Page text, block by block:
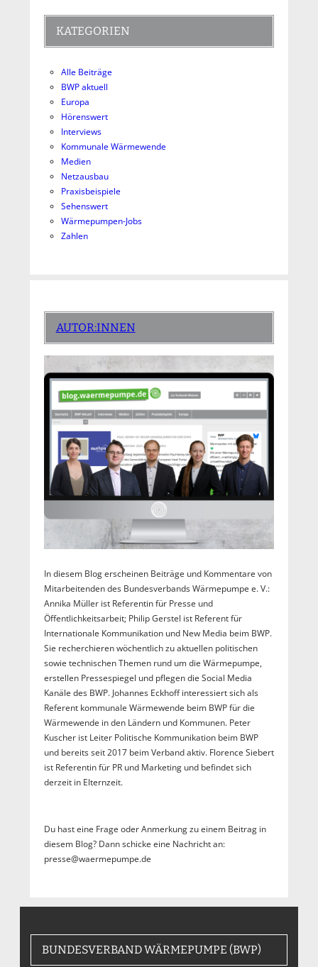
KATEGORIEN
Alle Beiträge
BWP aktuell
Europa
Hörenswert
Interviews
Kommunale Wärmewende
Medien
Netzausbau
Praxisbeispiele
Sehenswert
Wärmepumpen-Jobs
Zahlen
AUTOR:INNEN
In diesem Blog erscheinen Beiträge und Kommentare von
Mitarbeitenden des Bundesverbands Wärmepumpe e. V.:
Annika Müller ist Referentin für Presse und
Öffentlichkeitsarbeit; Philip Gerstel ist Referent für
Internationale Kommunikation und New Media beim BWP.
Sie recherchieren wöchentlich zu aktuellen politischen
sowie technischen Themen rund um die Wärmepumpe,
erstellen Pressespiegel und pflegen die Social Media
Kanäle des BWP. Johannes Eckhoff interessiert sich als
Referent kommunale Wärmewende beim BWP für die
Wärmewende in den Ländern und Kommunen. Peter
Kuscher ist Leiter Politische Kommunikation beim BWP
und bereits seit 2017 beim Verband aktiv. Florence Siebert
ist Referentin für PR und Marketing und befindet sich
derzeit in Elternzeit.
Du hast eine Frage oder Anmerkung zu einem Beitrag in
diesem Blog? Dann schicke eine Nachricht an:
presse@waermepumpe.de
BUNDESVERBAND WÄRMEPUMPE (BWP)